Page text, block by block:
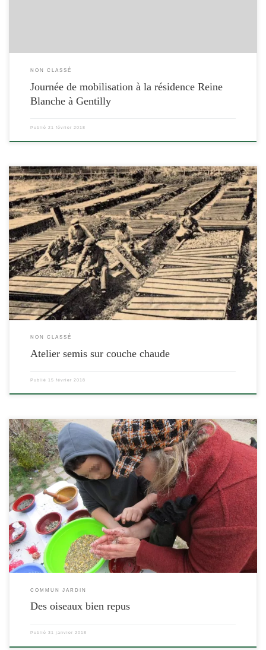
NON CLASSÉ
Journée de mobilisation à la résidence Reine
Blanche à Gentilly
Publié 21 février 2018
[…]
NON CLASSÉ
Atelier semis sur couche chaude
Publié 15 février 2018
[…]
COMMUN JARDIN
Des oiseaux bien repus
Publié 31 janvier 2018